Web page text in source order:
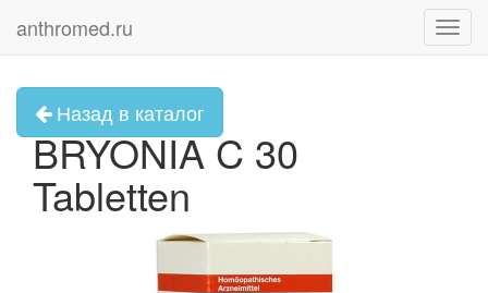
anthromed.ru
Назад в каталог
BRYONIA C 30
Tabletten